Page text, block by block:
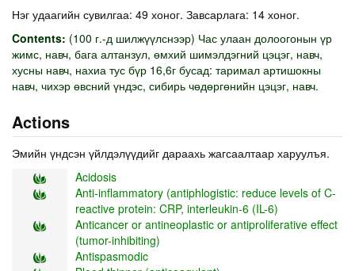
Нэг удаагийн сувилгаа: 49 хоног. Завсарлага: 14 хоног.
Contents: (100 г.-д шилжүүлснээр) Час улаан долоогонын үр
жимс, навч, бага алтанзул, өмхий шимэлдэгний цэцэг, навч,
хусны навч, нахиа тус бүр 16,6г бусад: таримал артишокны
навч, чихэр өвсний үндэс, сибирь чөдөргөнийн цэцэг, навч.
Actions
Эмийн үндсэн үйлдэлүүдийг дараахь жагсаалтаар харуулъя.
Acidosis
Anti-inflammatory (antiphlogistic: reduce levels of C-
reactive protein: CRP, interleukin-6 (IL-6)
Anticancer or antineoplastic or antiproliferative effect
(tumor-inhibiting)
Antispasmodic